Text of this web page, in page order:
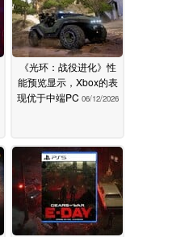
《光环：战役进化》性
能预览显示，Xbox的表
现优于中端PC 06/12/2026